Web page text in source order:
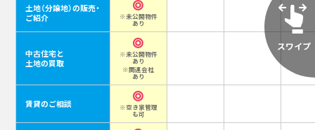
土地（分譲地）の販売・
ご紹介
※未公開物件
あり
中古住宅と
土地の買取
※未公開物件
あり
※関連会社
あり
賃貸のご相談
※空き家管理
も可